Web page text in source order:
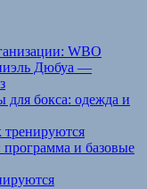
WBO
Дюбуа —
для бокса: одежда и
тренируются
и базовые